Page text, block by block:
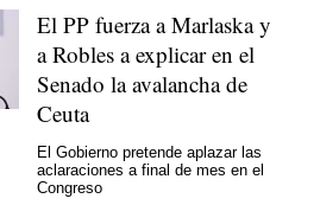
El PP fuerza a Marlaska y
a Robles a explicar en el
Senado la avalancha de
Ceuta
El Gobierno pretende aplazar las
aclaraciones a final de mes en el
Congreso